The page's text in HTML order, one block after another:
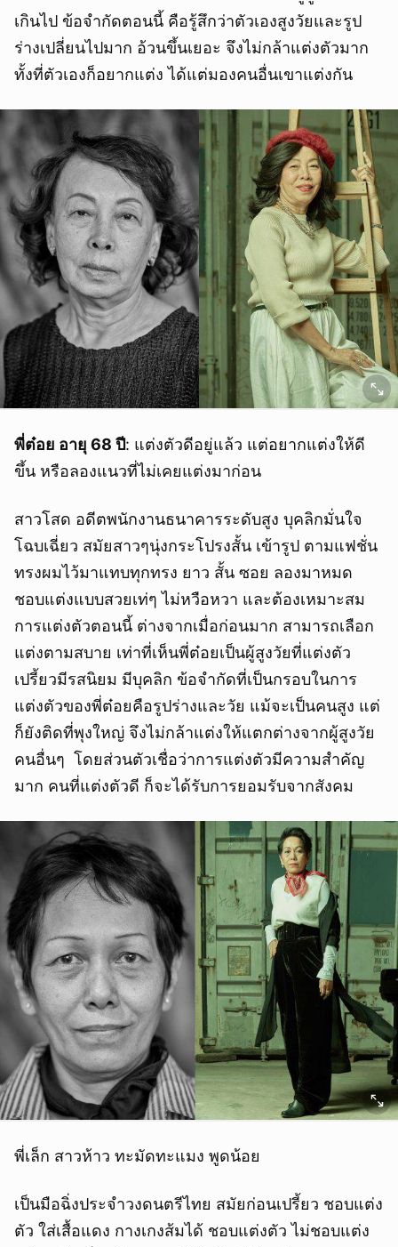
เกินไป ข้อจำกัดตอนนี้ คือรู้สึกว่าตัวเองสูงวัยและรูป
ร่างเปลี่ยนไปมาก อ้วนขึ้นเยอะ จึงไม่กล้าแต่งตัวมาก
ทั้งที่ตัวเองก็อยากแต่ง ได้แต่มองคนอื่นเขาแต่งกัน
พี่ต๋อย อายุ 68 ปี: แต่งตัวดีอยู่แล้ว แต่อยากแต่งให้ดี
ขึ้น หรือลองแนวที่ไม่เคยแต่งมาก่อน
สาวโสด อดีตพนักงานธนาคารระดับสูง บุคลิกมั่นใจ
โฉบเฉี่ยว สมัยสาวๆนุ่งกระโปรงสั้น เข้ารูป ตามแฟชั่น
ทรงผมไว้มาแทบทุกทรง ยาว สั้น ซอย ลองมาหมด
ชอบแต่งแบบสวยเท่ๆ ไม่หวือหวา และต้องเหมาะสม
การแต่งตัวตอนนี้ ต่างจากเมื่อก่อนมาก สามารถเลือก
แต่งตามสบาย เท่าที่เห็นพี่ต๋อยเป็นผู้สูงวัยที่แต่งตัว
เปรี้ยวมีรสนิยม มีบุคลิก ข้อจำกัดที่เป็นกรอบในการ
แต่งตัวของพี่ต๋อยคือรูปร่างและวัย แม้จะเป็นคนสูง แต่
ก็ยังติดที่พุงใหญ่ จึงไม่กล้าแต่งให้แตกต่างจากผู้สูงวัย
คนอื่นๆ โดยส่วนตัวเชื่อว่าการแต่งตัวมีความสำคัญ
มาก คนที่แต่งตัวดี ก็จะได้รับการยอมรับจากสังคม
พี่เล็ก สาวห้าว ทะมัดทะแมง พูดน้อย
เป็นมือฉิ่งประจำวงดนตรีไทย สมัยก่อนเปรี้ยว ชอบแต่ง
ตัว ใส่เสื้อแดง กางเกงส้มได้ ชอบแต่งตัว ไม่ชอบแต่ง
ยกเลิก